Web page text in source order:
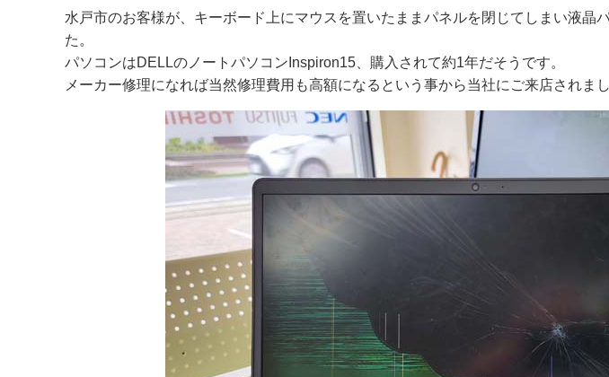
水戸市のお客様が、キーボード上にマウスを置いたままパネルを閉じてしまい液晶
た。
パソコンはDELLのノートパソコンInspiron15、購入されて約1年だそうです。
メーカー修理になれば当然修理費用も高額になるという事から当社にご来店されまし